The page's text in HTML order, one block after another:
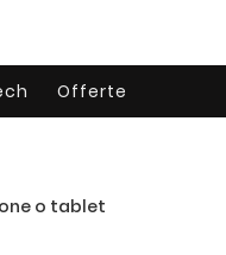
Offerte
o tablet